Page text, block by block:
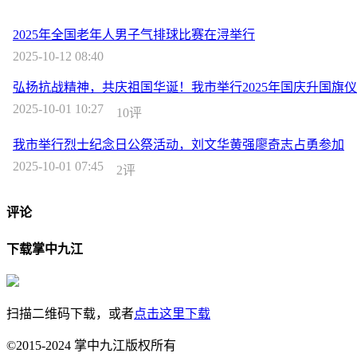
2025年全国老年人男子气排球比赛在浔举行
2025-10-12 08:40
弘扬抗战精神，共庆祖国华诞！我市举行2025年国庆升国旗
2025-10-01 10:27
10评
我市举行烈士纪念日公祭活动，刘文华黄强廖奇志占勇参加
2025-10-01 07:45
2评
评论
下载掌中九江
扫描二维码下载，或者点击这里下载
©2015-2024 掌中九江版权所有